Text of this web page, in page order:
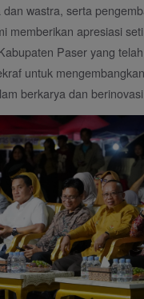
wastra, serta
memberikan apresiasi
Paser yang
untuk mengembangkan
berkarya dan